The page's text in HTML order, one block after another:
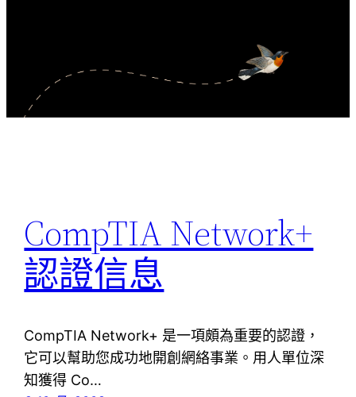
CompTIA Network+
認證信息
CompTIA Network+ 是一項頗為重要的認證，
它可以幫助您成功地開創網絡事業。用人單位深
知獲得 Co…